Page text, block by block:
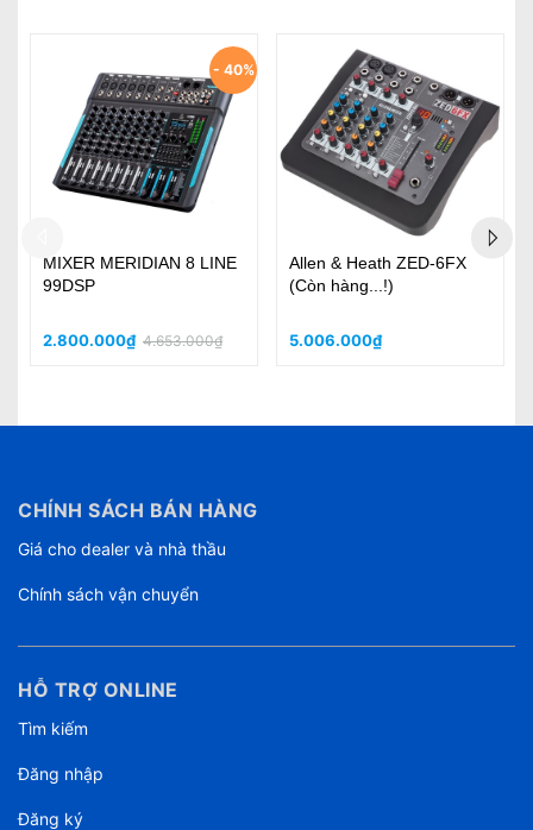
Behringer Flow 8
5.756.000₫
Allen & Heath ZED-10FX
Karaoke S-Vip
9.130.000₫
CHÍNH SÁCH BÁN HÀNG
Giá cho dealer và nhà thầu
Chính sách vận chuyển
HỖ TRỢ ONLINE
Tìm kiếm
Đăng nhập
Đăng ký